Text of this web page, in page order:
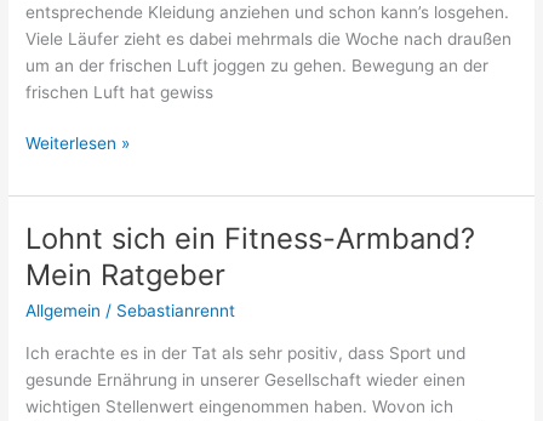
entsprechende Kleidung anziehen und schon kann’s losgehen.
Viele Läufer zieht es dabei mehrmals die Woche nach draußen
um an der frischen Luft joggen zu gehen. Bewegung an der
frischen Luft hat gewiss
Ein
Laufband:
Mehr
Pros
als
Kontras
Weiterlesen »
Lohnt sich ein Fitness-Armband?
Mein Ratgeber
Allgemein / Sebastianrennt
Ich erachte es in der Tat als sehr positiv, dass Sport und
gesunde Ernährung in unserer Gesellschaft wieder einen
wichtigen Stellenwert eingenommen haben. Wovon ich